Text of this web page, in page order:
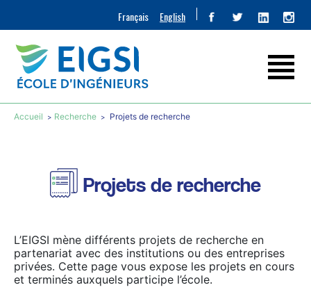
Français English
Accueil Recherche Projets de recherche
Projets de recherche
L’EIGSI mène différents projets de recherche en
partenariat avec des institutions ou des entreprises
privées. Cette page vous expose les projets en cours
et terminés auxquels participe l’école.